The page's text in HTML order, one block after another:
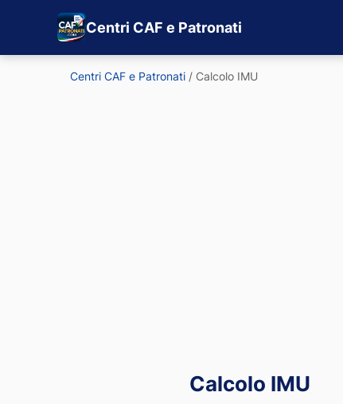
Centri CAF e Patronati
Centri CAF e Patronati / Calcolo IMU
Calcolo IMU